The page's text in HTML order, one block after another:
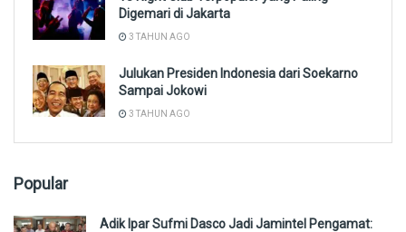
Digemari di Jakarta
3 TAHUN AGO
Julukan Presiden Indonesia dari Soekarno
Sampai Jokowi
3 TAHUN AGO
Popular
Adik Ipar Sufmi Dasco Jadi Jamintel Pengamat: